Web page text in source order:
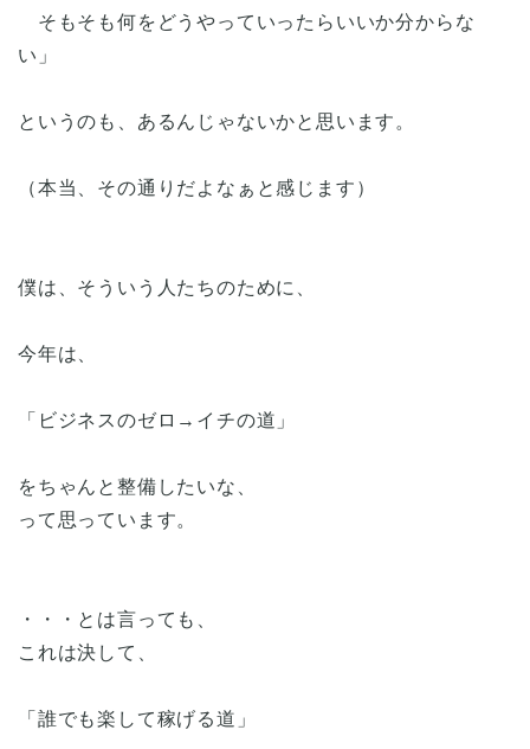
そもそも何をどうやっていったらいいか分からな
い」
というのも、あるんじゃないかと思います。
（本当、その通りだよなぁと感じます）
僕は、そういう人たちのために、
今年は、
「ビジネスのゼロ→イチの道」
をちゃんと整備したいな、
って思っています。
・・・とは言っても、
これは決して、
「誰でも楽して稼げる道」